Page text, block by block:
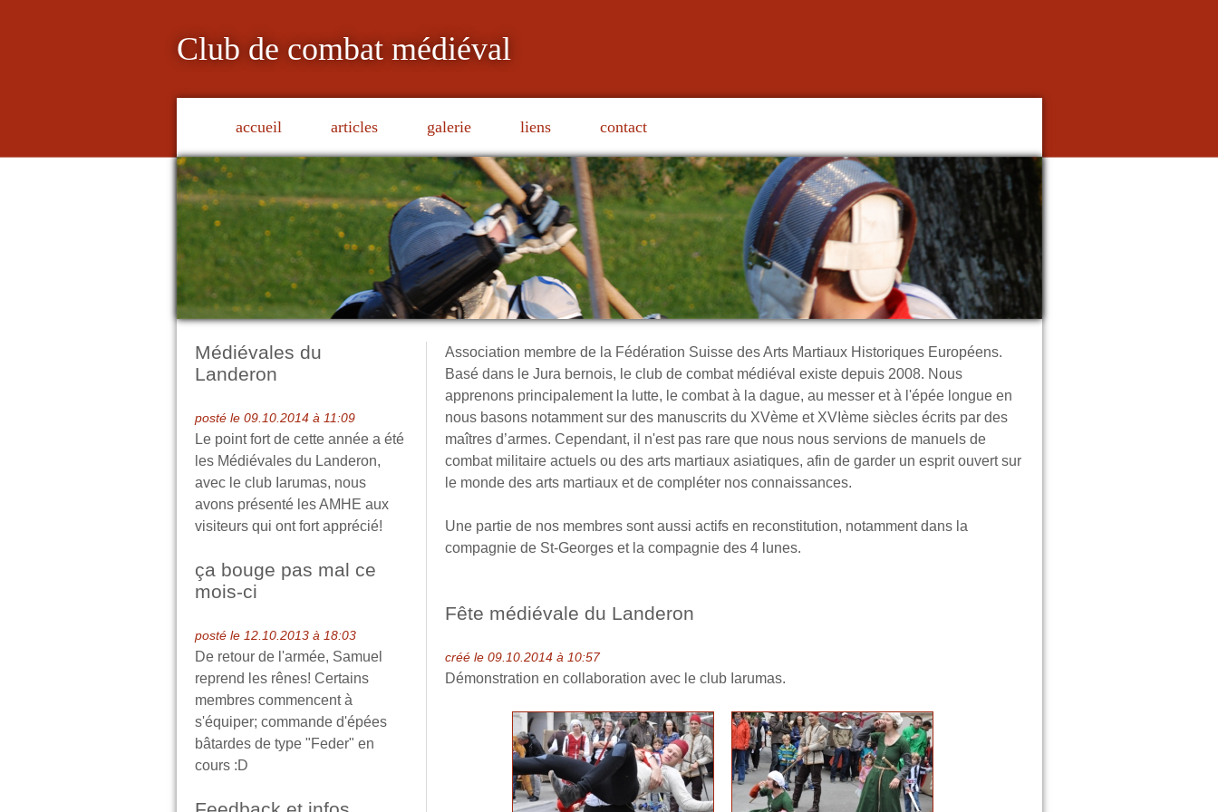
Club de combat médiéval
accueil articles galerie liens contact
Médiévales du
Landeron
posté le 09.10.2014 à 11:09
Le point fort de cette année a été
les Médiévales du Landeron,
avec le club Iarumas, nous
avons présenté les AMHE aux
visiteurs qui ont fort apprécié!
ça bouge pas mal ce
mois-ci
posté le 12.10.2013 à 18:03
De retour de l'armée, Samuel
reprend les rênes! Certains
membres commencent à
s'équiper; commande d'épées
bâtardes de type "Feder" en
cours :D
Association membre de la Fédération Suisse des Arts Martiaux Historiques Européens.
Basé dans le Jura bernois, le club de combat médiéval existe depuis 2008. Nous
apprenons principalement la lutte, le combat à la dague, au messer et à l'épée longue en
nous basons notamment sur des manuscrits du XVème et XVIème siècles écrits par des
maîtres d’armes. Cependant, il n'est pas rare que nous nous servions de manuels de
combat militaire actuels ou des arts martiaux asiatiques, afin de garder un esprit ouvert sur
le monde des arts martiaux et de compléter nos connaissances.
Une partie de nos membres sont aussi actifs en reconstitution, notamment dans la
compagnie de St-Georges et la compagnie des 4 lunes.
Fête médiévale du Landeron
créé le 09.10.2014 à 10:57
Démonstration en collaboration avec le club Iarumas.